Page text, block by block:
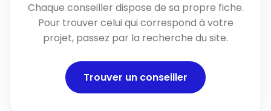
Chaque conseiller dispose de sa propre fiche.
Pour trouver celui qui correspond à votre
projet, passez par la recherche du site.
Trouver un conseiller